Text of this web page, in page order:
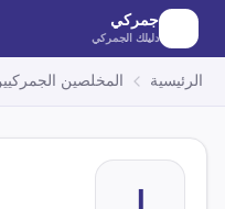
الانتقال إلى المحتوى الرئيسي
جمركي
دليلك الجمركي
الرئيسية المخلصين